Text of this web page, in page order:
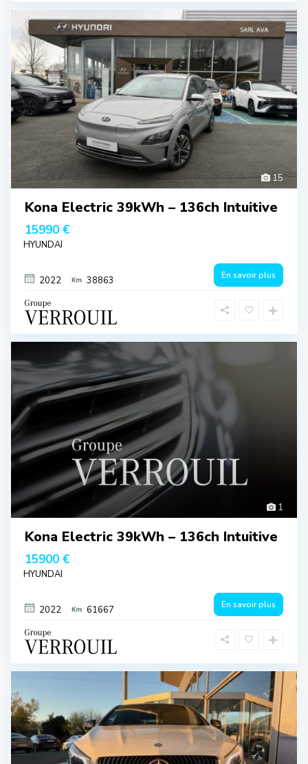
15
Kona Electric 39kWh – 136ch Intuitive
15990 €
HYUNDAI
2022 38863 En savoir plus
1
Kona Electric 39kWh – 136ch Intuitive
15900 €
HYUNDAI
2022 61667 En savoir plus